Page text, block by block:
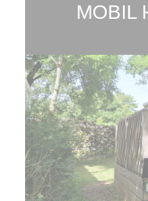
MOBIL